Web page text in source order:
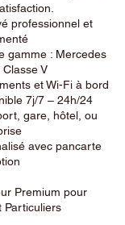
professionnel et
: Mercedes
V
et Wi-Fi à bord
7j/7 – 24h/24
gare, hôtel, ou
avec pancarte
Premium pour
Particuliers